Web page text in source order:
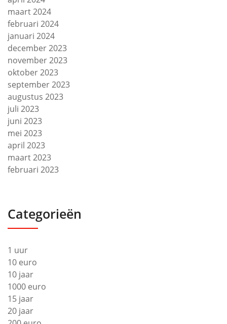
maart 2024
februari 2024
januari 2024
december 2023
november 2023
oktober 2023
september 2023
augustus 2023
juli 2023
juni 2023
mei 2023
april 2023
maart 2023
februari 2023
Categorieën
1 uur
10 euro
10 jaar
1000 euro
15 jaar
20 jaar